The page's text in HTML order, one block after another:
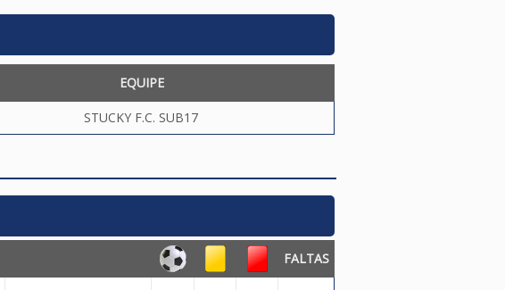
EQUIPE
STUCKY F.C. SUB17
FALTAS